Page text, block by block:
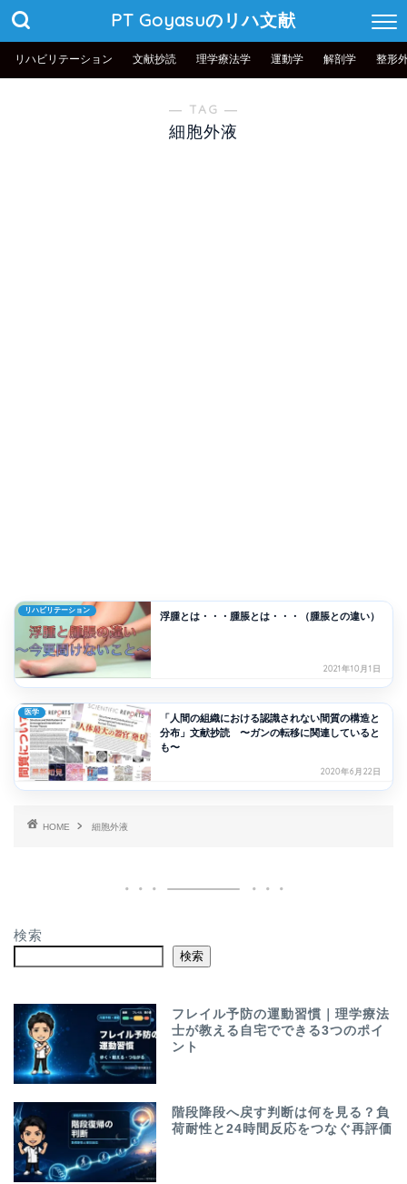
PT Goyasuのリハ文献
リハビリテーション 文献抄読 理学療法学 運動学 解剖学 整形
― TAG ―
細胞外液
リハビリテーション
浮腫とは・・・腫脹とは・・・（腫脹との違い）
2021年10月1日
医学
「人間の組織における認識されない間質の構造と
分布」文献抄読 〜ガンの転移に関連していると
も〜
2020年6月22日
HOME 細胞外液
検索
検索
フレイル予防の運動習慣｜理学療法
士が教える自宅でできる3つのポイ
ント
階段降段へ戻す判断は何を見る？負
荷耐性と24時間反応をつなぐ再評価